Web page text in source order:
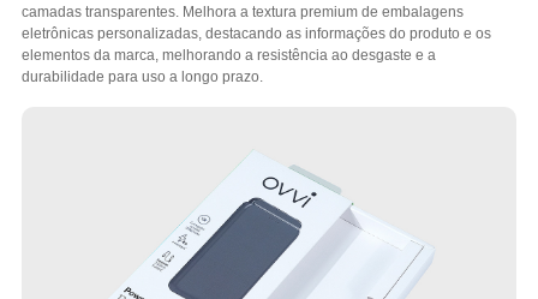
camadas transparentes. Melhora a textura premium de embalagens
eletrônicas personalizadas, destacando as informações do produto e os
elementos da marca, melhorando a resistência ao desgaste e a
durabilidade para uso a longo prazo.